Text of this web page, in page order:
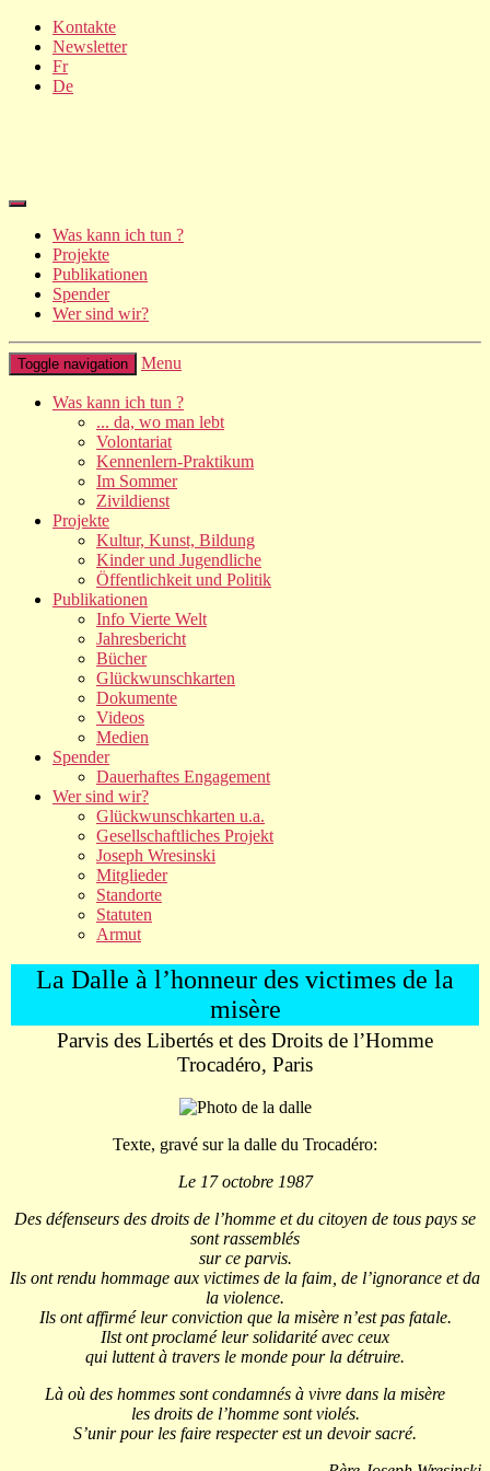
Kontakte
Newsletter
Fr
De
Was kann ich tun ?
Projekte
Publikationen
Spender
Wer sind wir?
Toggle navigation Menu
Was kann ich tun ?
... da, wo man lebt
Volontariat
Kennenlern-Praktikum
Im Sommer
Zivildienst
Projekte
Kultur, Kunst, Bildung
Kinder und Jugendliche
Öffentlichkeit und Politik
Publikationen
Info Vierte Welt
Jahresbericht
Bücher
Glückwunschkarten
Dokumente
Videos
Medien
Spender
Dauerhaftes Engagement
Wer sind wir?
Glückwunschkarten u.a.
Gesellschaftliches Projekt
Joseph Wresinski
Mitglieder
Standorte
Statuten
Armut
La Dalle à l’honneur des victimes de la
misère
Parvis des Libertés et des Droits de l’Homme
Trocadéro, Paris
Texte, gravé sur la dalle du Trocadéro:
Le 17 octobre 1987
Des défenseurs des droits de l’homme et du citoyen de tous pays se
sont rassemblés
sur ce parvis.
Ils ont rendu hommage aux victimes de la faim, de l’ignorance et da
la violence.
Ils ont affirmé leur conviction que la misère n’est pas fatale.
Ilst ont proclamé leur solidarité avec ceux
qui luttent à travers le monde pour la détruire.
Là où des hommes sont condamnés à vivre dans la misère
les droits de l’homme sont violés.
S’unir pour les faire respecter est un devoir sacré.